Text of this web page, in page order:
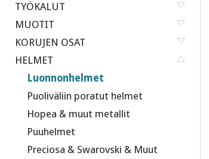
TYÖKALUT
MUOTIT
KORUJEN OSAT
HELMET
Luonnonhelmet
Puoliväliin poratut helmet
Hopea & muut metallit
Puuhelmet
Preciosa & Swarovski & Muut